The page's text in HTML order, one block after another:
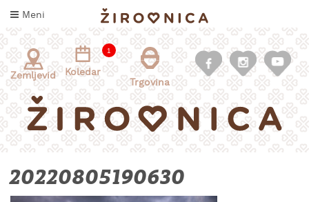
na
Meni
Zemljevid
1
Koledar
Trgovina
20220805190630